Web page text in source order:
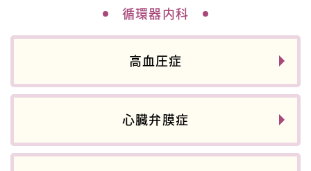
循環器内科
高血圧症
心臓弁膜症